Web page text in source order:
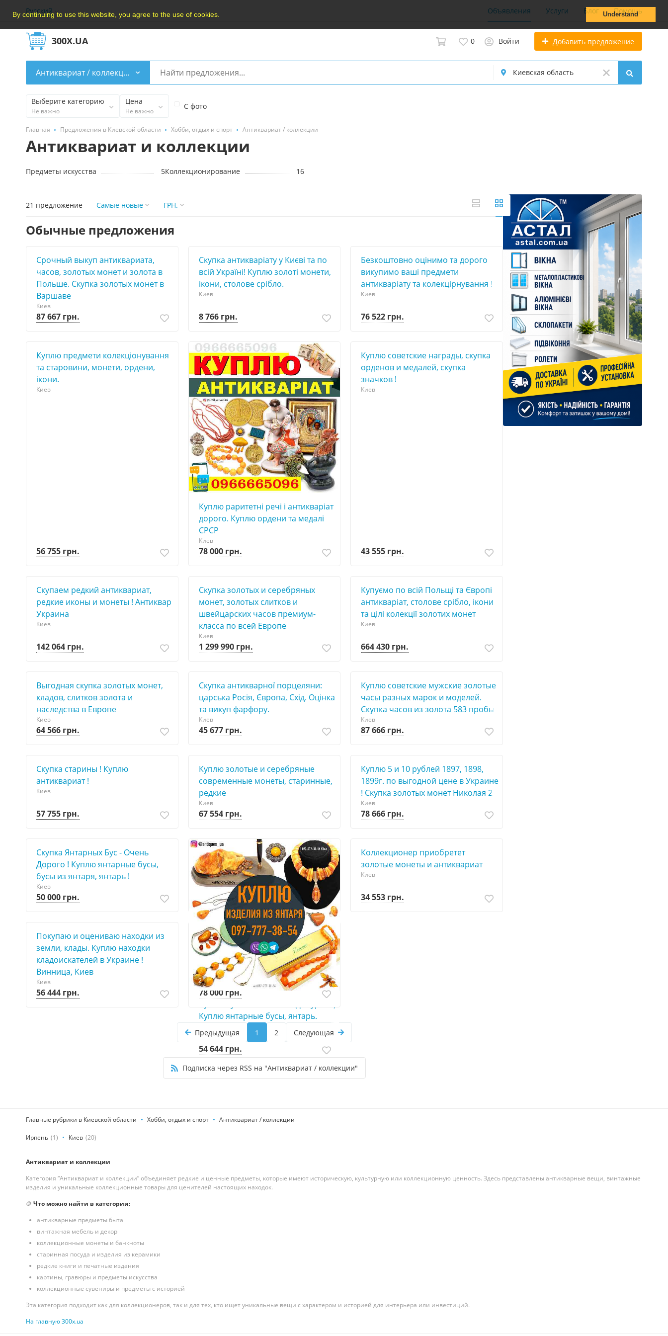
By continuing to use this website, you agree to the use of cookies. Understand
Русский Объявления Услуги Блог Помощь
300X.UA 0 Войти Добавить предложение
Антиквариат / коллекции
Выберите категорию
Не важно
Цена
Не важно
С фото
Главная Предложения в Киевской области Хобби, отдых и спорт Антиквариат / коллекции
Антиквариат и коллекции
Предметы искусства 5Коллекционирование 16
21 предложение Самые новые ГРН.
Обычные предложения
Срочный выкуп антиквариата,
часов, золотых монет и золота в
Польше. Скупка золотых монет в
Варшаве
Киев
87 667 грн.
Скупка антикваріату у Києві та по
всій Україні! Куплю золоті монети,
ікони, столове срібло.
Киев
8 766 грн.
Безкоштовно оцінимо та дорого
викупимо ваші предмети
антикваріату та колекцірнування !
Киев
76 522 грн.
Куплю предмети колекціонування
та старовини, монети, ордени,
ікони.
Киев
56 755 грн.
8
Куплю раритетні речі і антикваріат
дорого. Куплю ордени та медалі
СРСР
Киев
78 000 грн.
Куплю советские награды, скупка
орденов и медалей, скупка
значков !
Киев
43 555 грн.
Скупаем редкий антиквариат,
редкие иконы и монеты ! Антиквар
Украина
Киев
142 064 грн.
Скупка золотых и серебряных
монет, золотых слитков и
швейцарских часов премиум-
класса по всей Европе
Киев
1 299 990 грн.
Купуємо по всій Польщі та Європі
антикваріат, столове срібло, ікони
та цілі колекції золотих монет
Киев
664 430 грн.
Выгодная скупка золотых монет,
кладов, слитков золота и
наследства в Европе
Киев
64 566 грн.
Скупка антикварної порцеляни:
царська Росія, Європа, Схід. Оцінка
та викуп фарфору.
Киев
45 677 грн.
Куплю советские мужские золотые
часы разных марок и моделей.
Скупка часов из золота 583 пробы
Киев
87 666 грн.
Скупка старины ! Куплю
антиквариат !
Киев
57 755 грн.
Куплю золотые и серебряные
современные монеты, старинные,
редкие
Киев
67 554 грн.
Куплю 5 и 10 рублей 1897, 1898,
1899г. по выгодной цене в Украине
! Скупка золотых монет Николая 2
Киев
78 666 грн.
Cкупка Янтарных Бус - Очень
Дорого ! Куплю янтарные бусы,
бусы из янтаря, янтарь !
Киев
50 000 грн.
2
Куплю янтарные бусы, янтарь.
54 644 грн.
Коллекционер приобретет
золотые монеты и антиквариат
Киев
34 553 грн.
Покупаю и оцениваю находки из
земли, клады. Куплю находки
кладоискателей в Украине !
Винница, Киев
Киев
56 444 грн.
Куплю Антиквариат ! Скупка
старинных вещей и золотых монет
Киев
78 000 грн.
Предыдущая 1 2 Следующая
Подписка через RSS на "Антиквариат / коллекции"
Главные рубрики в Киевской области Хобби, отдых и спорт Антиквариат / коллекции
Ирпень (1) Киев (20)
Антиквариат и коллекции
Категория “Антиквариат и коллекции” объединяет редкие и ценные предметы, которые имеют историческую, культурную или коллекционную ценность. Здесь представлены антикварные вещи, винтажные
изделия и уникальные коллекционные товары для ценителей настоящих находок.
🪙 Что можно найти в категории:
антикварные предметы быта
винтажная мебель и декор
коллекционные монеты и банкноты
старинная посуда и изделия из керамики
редкие книги и печатные издания
картины, гравюры и предметы искусства
коллекционные сувениры и предметы с историей
Эта категория подходит как для коллекционеров, так и для тех, кто ищет уникальные вещи с характером и историей для интерьера или инвестиций.
На главную 300x.ua